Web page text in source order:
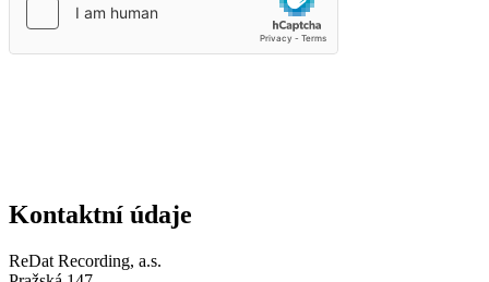
s
a
o
v
Kontaktní údaje
ReDat Recording, a.s.